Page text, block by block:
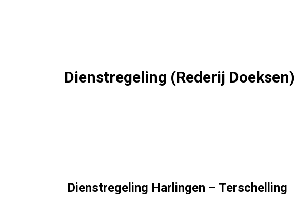
Dienstregeling (Rederij Doeksen)
Dienstregeling Harlingen – Terschelling